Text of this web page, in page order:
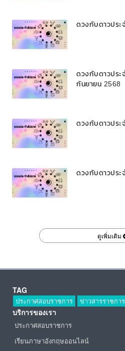
ดวงกับดาวประ
ดวงกับดาวประ
กันยายน 2568
ดวงกับดาวประ
ดวงกับดาวประ
ดูเพิ่มเติม
TAG
ประกาศสอบราชการ ข่าวสารราชการ
บริการของเรา
ประกาศสอบราชการ
เรียนภาษาอังกฤษออนไลน์